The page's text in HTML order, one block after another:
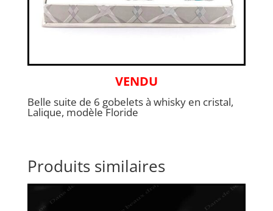
VENDU
Belle suite de 6 gobelets à whisky en cristal,
Lalique, modèle Floride
Produits similaires